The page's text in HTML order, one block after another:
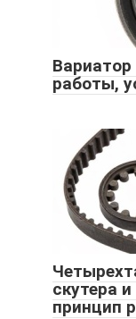
Вариатор
работы,
скутера
принцип